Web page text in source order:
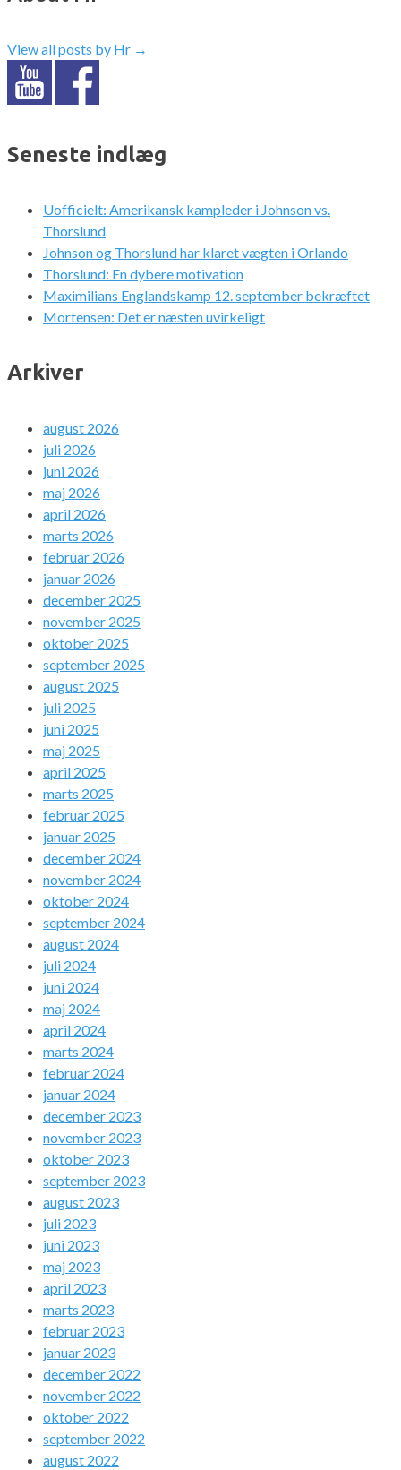
View all posts by Hr →
Seneste indlæg
Uofficielt: Amerikansk kampleder i Johnson vs.
Thorslund
Johnson og Thorslund har klaret vægten i Orlando
Thorslund: En dybere motivation
Maximilians Englandskamp 12. september bekræftet
Mortensen: Det er næsten uvirkeligt
Arkiver
august 2026
juli 2026
juni 2026
maj 2026
april 2026
marts 2026
februar 2026
januar 2026
december 2025
november 2025
oktober 2025
september 2025
august 2025
juli 2025
juni 2025
maj 2025
april 2025
marts 2025
februar 2025
januar 2025
december 2024
november 2024
oktober 2024
september 2024
august 2024
juli 2024
juni 2024
maj 2024
april 2024
marts 2024
februar 2024
januar 2024
december 2023
november 2023
oktober 2023
september 2023
august 2023
juli 2023
juni 2023
maj 2023
april 2023
marts 2023
februar 2023
januar 2023
december 2022
november 2022
oktober 2022
september 2022
august 2022